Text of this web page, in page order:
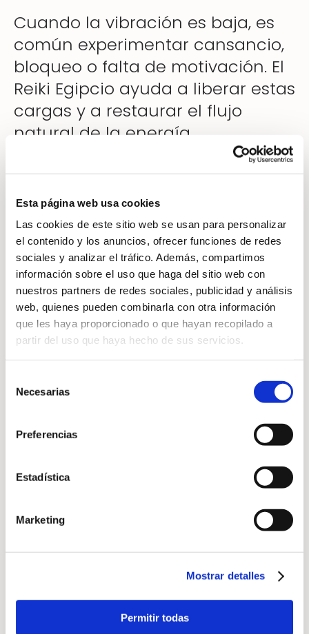
Esta página web usa cookies
Las cookies de este sitio web se usan para personalizar
el contenido y los anuncios, ofrecer funciones de redes
sociales y analizar el tráfico. Además, compartimos
información sobre el uso que haga del sitio web con
nuestros partners de redes sociales, publicidad y análisis
web, quienes pueden combinarla con otra información
que les haya proporcionado o que hayan recopilado a
partir del uso que haya hecho de sus servicios.
Necesarias
Preferencias
Estadística
Marketing
Mostrar detalles
Permitir todas
Cuando la vibración es baja, es
común experimentar cansancio,
bloqueo o falta de motivación. El
Reiki Egipcio ayuda a liberar estas
cargas y a restaurar el flujo
natural de la energía.
Qué significa elevar la vibración
Elevar la vibración implica
mejorar el estado energético,
emocional y mental. El Reiki
ayuda a:
Liberar bloqueos energéticos
Aumentar la energía positiva
Favorecer pensamientos más
Mejorar el bienestar general
es más fácil sentirse en armonía.
alta vibración